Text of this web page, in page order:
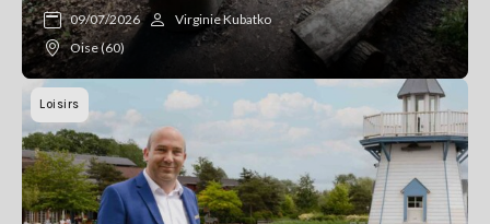
09/07/2026
Virginie Kubatko
Oise (60)
Loisirs